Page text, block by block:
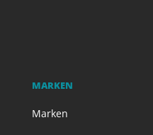
MARKEN
Marken